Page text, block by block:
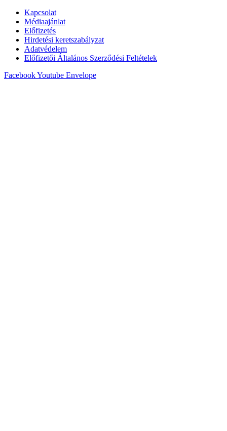
Kapcsolat
Médiaajánlat
Előfizetés
Hirdetési keretszabályzat
Adatvédelem
Előfizetői Általános Szerződési Feltételek
FacebookYoutube Envelope